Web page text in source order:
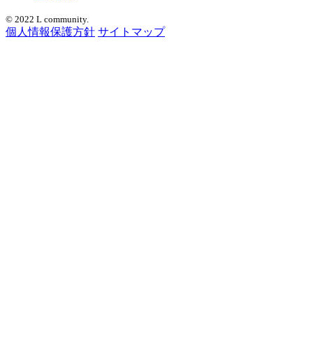
© 2022 L community.
個人情報保護方針 サイトマップ